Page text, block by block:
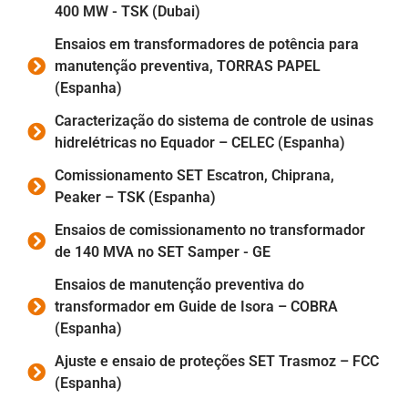
400 MW - TSK (Dubai)
Ensaios em transformadores de potência para
manutenção preventiva, TORRAS PAPEL
(Espanha)
Caracterização do sistema de controle de usinas
hidrelétricas no Equador – CELEC (Espanha)
Comissionamento SET Escatron, Chiprana,
Peaker – TSK (Espanha)
Ensaios de comissionamento no transformador
de 140 MVA no SET Samper - GE
Ensaios de manutenção preventiva do
transformador em Guide de Isora – COBRA
(Espanha)
Ajuste e ensaio de proteções SET Trasmoz – FCC
(Espanha)